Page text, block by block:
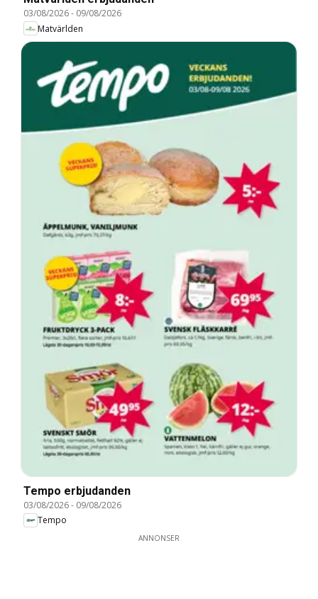
03/08/2026- 09/08/2026
Matvärlden
Tempo erbjudanden
03/08/2026- 09/08/2026
Tempo
ANNONSER